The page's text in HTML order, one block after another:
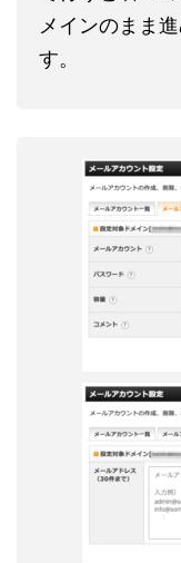
メインのまま
す。